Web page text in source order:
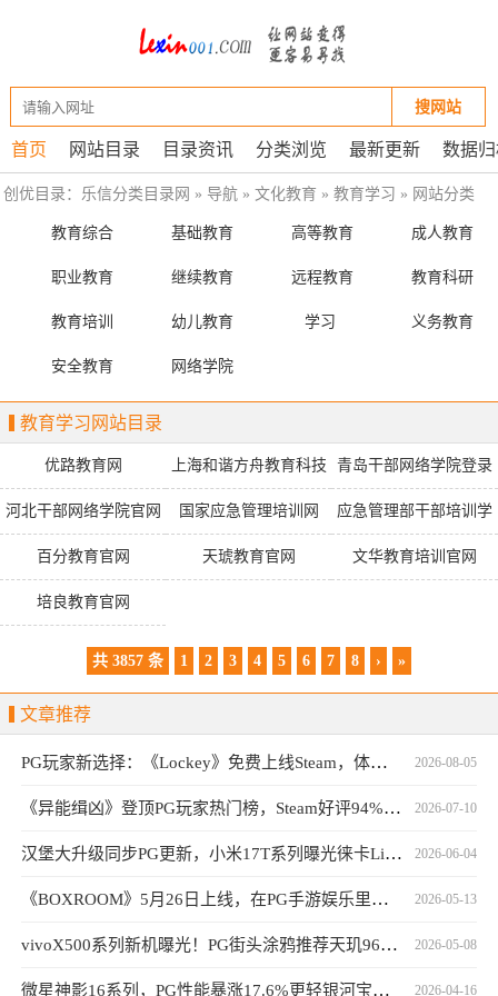
搜网站
首页 网站目录 目录资讯 分类浏览 最新更新 数据
创优目录： 乐信分类目录网 » 导航 » 文化教育 » 教育学习 » 网站分类
教育综合 基础教育 高等教育 成人教育
职业教育 继续教育 远程教育 教育科研
教育培训 幼儿教育 学习 义务教育
安全教育 网络学院
教育学习网站目录
优路教育网 上海和谐方舟教育科技
有限公司
青岛干部网络学院登录
入口
河北干部网络学院官网
登录
国家应急管理培训网 应急管理部干部培训学
院云学堂
百分教育官网 天琥教育官网 文华教育培训官网
培良教育官网
共 3857 条 1 2 3 4 5 6 7 8 › »
文章推荐
2026-08-05
PG玩家新选择：《Lockey》免费上线Steam，体验独特钥匙封印战斗
2026-07-10
《异能缉凶》登顶PG玩家热门榜，Steam好评94%口碑持续发酵
2026-06-04
汉堡大升级同步PG更新，小米17T系列曝光徕卡Live动态功能
2026-05-13
《BOXROOM》5月26日上线，在PG手游娱乐里打造游戏房
2026-05-08
vivoX500系列新机曝光！PG街头涂鸦推荐天玑9600旗舰
2026-04-16
微星神影16系列，PG性能暴涨17.6%更轻银河宝藏更强